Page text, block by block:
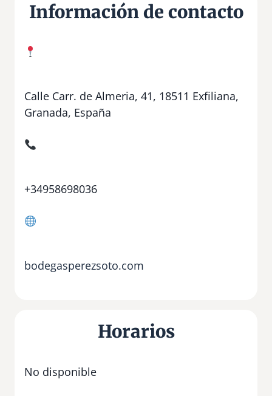
Información de contacto
Calle Carr. de Almeria, 41, 18511 Exfiliana,
Granada, España
+34958698036
bodegasperezsoto.com
Horarios
No disponible